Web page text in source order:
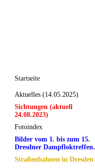
Startseite
Aktuelles (14.05.2025)
Sichtungen (aktuell
24.08.2023)
Fotoindex
Bilder vom 1. bis zum 15.
Dresdner Dampfloktreffen.
Straßenbahnen in Dresden